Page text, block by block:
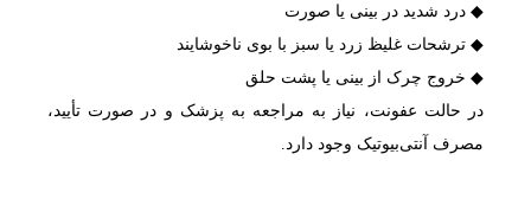
◆ درد شدید در بینی یا صورت
◆ ترشحات غلیظ زرد یا سبز با بوی ناخوشایند
◆ خروج چرک از بینی یا پشت حلق
در حالت عفونت، نیاز به مراجعه به پزشک و در صورت تأیید،
مصرف آنتی‌بیوتیک وجود دارد.